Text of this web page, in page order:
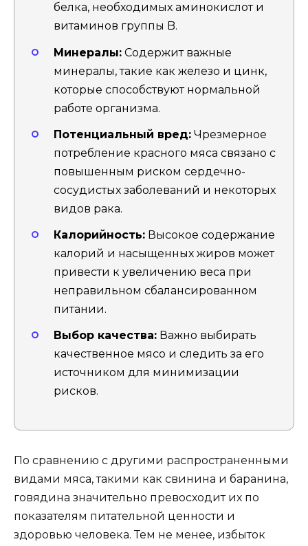
белка, необходимых аминокислот и
витаминов группы B.
Минералы: Содержит важные
минералы, такие как железо и цинк,
которые способствуют нормальной
работе организма.
Потенциальный вред: Чрезмерное
потребление красного мяса связано с
повышенным риском сердечно-
сосудистых заболеваний и некоторых
видов рака.
Калорийность: Высокое содержание
калорий и насыщенных жиров может
привести к увеличению веса при
неправильном сбалансированном
питании.
Выбор качества: Важно выбирать
качественное мясо и следить за его
источником для минимизации
рисков.
По сравнению с другими распространенными
видами мяса, такими как свинина и баранина,
говядина значительно превосходит их по
показателям питательной ценности и
здоровью человека. Тем не менее, избыток